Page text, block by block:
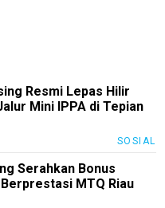
Resmi Lepas Hilir
Mini IPPA di Tepian
SOSIAL
Serahkan Bonus
Berprestasi MTQ Riau